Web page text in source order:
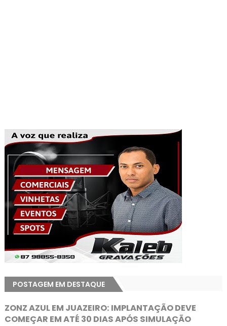
POSTAGEM EM DESTAQUE
ZONZ AZUL EM JUAZEIRO: IMPLANTAÇÃO DEVE
COMEÇAR EM ATÉ 30 DIAS APÓS SIMULAÇÃO